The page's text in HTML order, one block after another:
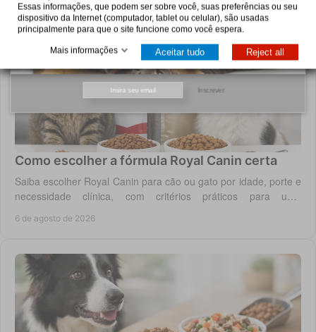
Inscrever
Como escolher a fórmula Royal Canin certa
Saiba escolher Royal Canin para cão ou gato por idade, porte e
necessidade clínica, com critérios práticos para uma
6 de agosto de 2026
Essas informações, que podem ser sobre você, suas preferências ou seu
dispositivo da Internet (computador, tablet ou celular), são usadas
principalmente para que o site funcione como você espera.
Mais informações Aceitar tudo Reject all